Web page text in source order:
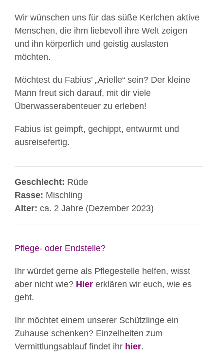
Wir wünschen uns für das süße Kerlchen aktive
Menschen, die ihm liebevoll ihre Welt zeigen
und ihn körperlich und geistig auslasten
möchten.
Möchtest du Fabius’ „Arielle“ sein? Der kleine
Mann freut sich darauf, mit dir viele
Überwasserabenteuer zu erleben!
Fabius ist geimpft, gechippt, entwurmt und
ausreisefertig.
Geschlecht: Rüde
Rasse: Mischling
Alter: ca. 2 Jahre (Dezember 2023)
Pflege- oder Endstelle?
Ihr würdet gerne als Pflegestelle helfen, wisst
aber nicht wie? Hier erklären wir euch, wie es
geht.
Ihr möchtet einem unserer Schützlinge ein
Zuhause schenken? Einzelheiten zum
Vermittlungsablauf findet ihr hier.